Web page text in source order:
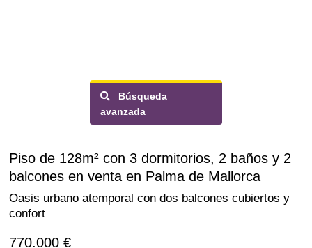
Búsqueda
avanzada
Piso de 128m² con 3 dormitorios, 2 baños y 2
balcones en venta en Palma de Mallorca
Oasis urbano atemporal con dos balcones cubiertos y
confort
770.000 €